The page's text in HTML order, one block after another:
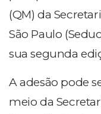
(QM) da
São Paulo
sua segunda
A adesão pode
meio da